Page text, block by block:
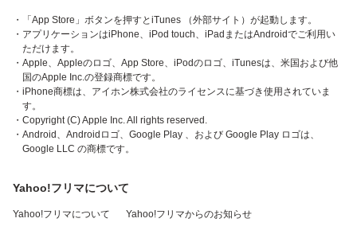
・「App Store」ボタンを押すとiTunes （外部サイト）が起動します。
・アプリケーションはiPhone、iPod touch、iPadまたはAndroidでご利用い
ただけます。
・Apple、Appleのロゴ、App Store、iPodのロゴ、iTunesは、米国および他
国のApple Inc.の登録商標です。
・iPhone商標は、アイホン株式会社のライセンスに基づき使用されていま
す。
・Copyright (C) Apple Inc. All rights reserved.
・Android、Androidロゴ、Google Play 、および Google Play ロゴは、
Google LLC の商標です。
Yahoo!フリマについて
Yahoo!フリマについて Yahoo!フリマからのお知らせ